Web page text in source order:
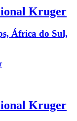
Kruger
África do Sul,
Kruger